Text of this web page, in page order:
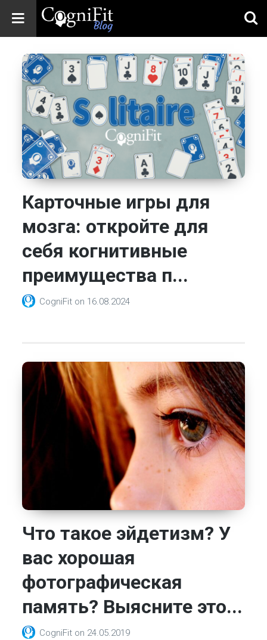
Blog: Brain
Health
News
Brain Training,
Mental Health, and
Карточные игры для
мозга: откройте для
себя когнитивные
преимущества п...
CogniFit on 16.08.2024
Что такое эйдетизм? У
вас хорошая
фотографическая
память? Выясните это...
CogniFit on 24.05.2019